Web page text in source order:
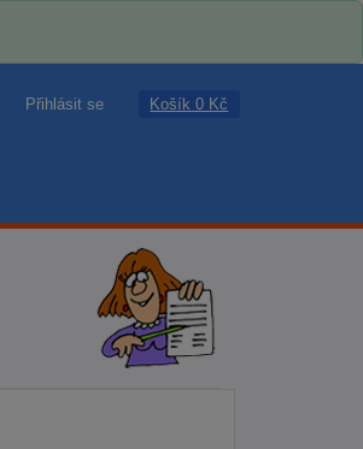
Přihlásit se Košík 0 Kč